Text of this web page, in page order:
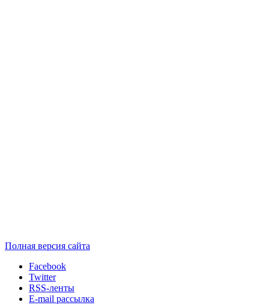
Полная версия сайта
Facebook
Twitter
RSS-ленты
E-mail рассылка